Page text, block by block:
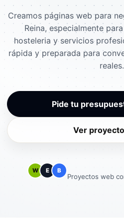
Creamos páginas web para
Reina, especialmente
hosteleria y servicios
rápida y preparada para
reales.
Pide tu
Ver
W E B
Proyectos web